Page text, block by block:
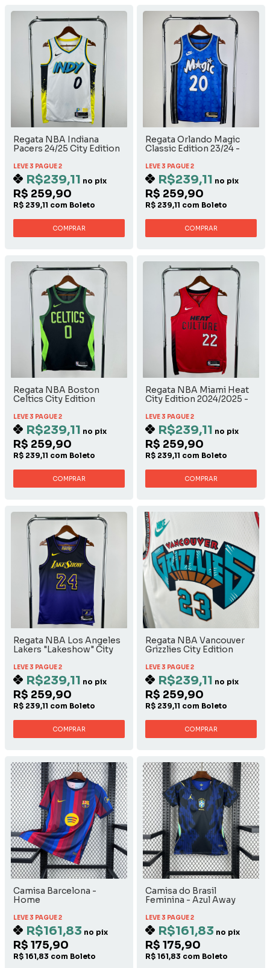
Regata NBA Indiana
Pacers 24/25 City Edition
LEVE 3 PAGUE 2
R$239,11 no pix
R$ 259,90
R$ 239,11 com Boleto
COMPRAR
Regata Orlando Magic
Classic Edition 23/24 -
LEVE 3 PAGUE 2
R$239,11 no pix
R$ 259,90
R$ 239,11 com Boleto
COMPRAR
Regata NBA Boston
Celtics City Edition
Tatum
LEVE 3 PAGUE 2
R$239,11 no pix
R$ 259,90
R$ 239,11 com Boleto
COMPRAR
Regata NBA Miami Heat
City Edition 2024/2025 -
LEVE 3 PAGUE 2
R$239,11 no pix
R$ 259,90
R$ 239,11 com Boleto
COMPRAR
Regata NBA Los Angeles
Lakers "Lakeshow" City
Bryant
LEVE 3 PAGUE 2
R$239,11 no pix
R$ 259,90
R$ 239,11 com Boleto
COMPRAR
Regata NBA Vancouver
Grizzlies City Edition
LEVE 3 PAGUE 2
R$239,11 no pix
R$ 259,90
R$ 239,11 com Boleto
COMPRAR
Camisa Barcelona -
Home
LEVE 3 PAGUE 2
R$161,83 no pix
R$ 175,90
R$ 161,83 com Boleto
Camisa do Brasil
Feminina - Azul Away
LEVE 3 PAGUE 2
R$161,83 no pix
R$ 175,90
R$ 161,83 com Boleto